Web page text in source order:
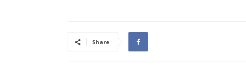
Share